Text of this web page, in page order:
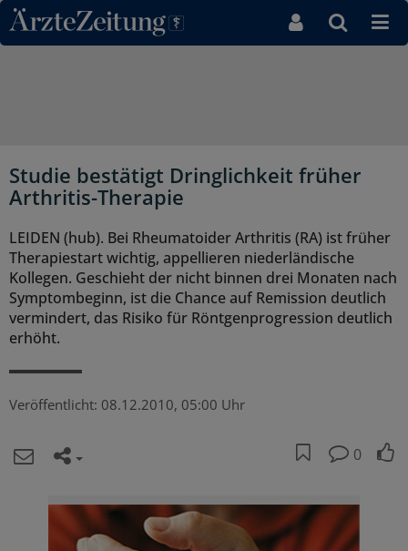
Direkt zum Inhaltsbereich
Studie bestätigt Dringlichkeit früher
Arthritis-Therapie
LEIDEN (hub). Bei Rheumatoider Arthritis (RA) ist früher
Therapiestart wichtig, appellieren niederländische
Kollegen. Geschieht der nicht binnen drei Monaten nach
Symptombeginn, ist die Chance auf Remission deutlich
vermindert, das Risiko für Röntgenprogression deutlich
erhöht.
Veröffentlicht: 08.12.2010, 05:00 Uhr
0